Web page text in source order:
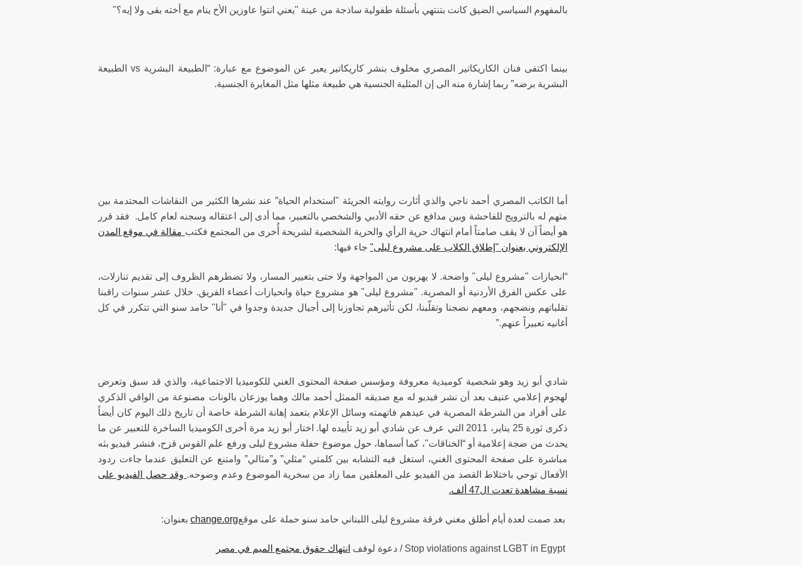
بالمفهوم السياسي الضيق كانت بتنتهي بأسئلة طفولية ساذجة من عينة "يعني انتوا عاوزين الأخ ينام مع أخته بقى ولا إيه؟"
بينما اكتفى فنان الكاريكاتير المصري مخلوف بنشر كاريكاتير يعبر عن الموضوع مع عبارة: “الطبيعة البشرية vs الطبيعة
البشرية برضه” ربما إشارة منه الى إن المثلية الجنسية هي طبيعة مثلها مثل المغايرة الجنسية.
أما الكاتب المصري أحمد ناجي والذي أثارت روايته الجريئة "استخدام الحياة” عند نشرها الكثير من النقاشات المحتدمة بين
متهم له بالترويج للفاحشة وبين مدافع عن حقه الأدبي والشخصي بالتعبير، مما أدى إلى اعتقاله وسجنه لعام كامل. فقد قرر
هو أيضاً آن لا يقف صامتاً أمام انتهاك حرية الرأي والحرية الشخصية لشريحة أُخرى من المجتمع فكتب مقالة في موقع المدن
الإلكتروني بعنوان "إطلاق الكلاب على مشروع ليلى" جاء فيها:
“انحيازات "مشروع ليلى" واضحة. لا يهربون من المواجهة ولا حتى بتغيير المسار، ولا تضطرهم الظروف إلى تقديم تنازلات،
على عكس الفرق الأردنية أو المصرية. "مشروع ليلى" هو مشروع حياة وانحيازات أعضاء الفريق. خلال عشر سنوات راقبنا
تقلباتهم ونضجهم، ومعهم نضجنا وتقلّبنا، لكن تأثيرهم تجاوزنا إلى أجيال جديدة وجدوا في "أنا" حامد سنو التي تتكرر في كل
أغانيه تعبيراً عنهم.”
شادي أبو زيد وهو شخصية كوميدية معروفة ومؤسس صفحة المحتوى الغني للكوميديا الاجتماعية، والذي قد سبق وتعرض
لهجوم إعلامي عنيف بعد أن نشر فيديو له مع صديقه الممثل أحمد مالك وهما يوزعان بالونات مصنوعة من الواقي الذكري
على أفراد من الشرطة المصرية في عيدهم فاتهمته وسائل الإعلام بتعمد إهانة الشرطة خاصة أن تاريخ ذلك اليوم كان أيضاً
ذكرى ثورة 25 يناير، 2011 التي عرف عن شادي أبو زيد تأييده لها. اختار أبو زيد مرة أخرى الكوميديا الساخرة للتعبير عن ما
يحدث من ضجة إعلامية أو “الخناقات"، كما أسماها، حول موضوع حفلة مشروع ليلى ورفع علم القوس قزح، فنشر فيديو بثه
مباشرة على صفحة المحتوى الغني، استغل فيه التشابه بين كلمتي “مثلي” و”مثالي” وامتنع عن التعليق عندما جاءت ردود
الأفعال توحي باختلاط القصد من الفيديو على المعلقين مما زاد من سخرية الموضوع وعدم وضوحه. وقد حصل الفيديو على
نسبة مشاهدة تعدت ال47 ألف.
بعد صمت لعدة أيام أطلق مغني فرقة مشروع ليلى اللبناني حامد سنو حملة على موقعchange.org بعنوان:
Stop violations against LGBT in Egypt / دعوة لوقف انتهاك حقوق مجتمع الميم في مصر